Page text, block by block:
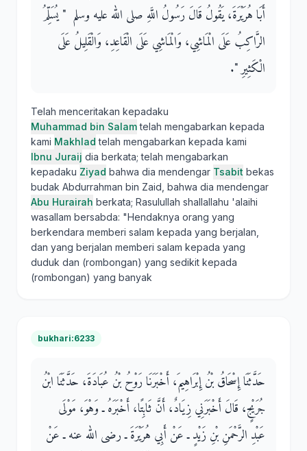
أَبَا هُرَيْرَةَ، يَقُولُ قَالَ رَسُولُ اللَّهِ صلى الله عليه وسلم ‏ "‏ يُسَلِّمُ
الرَّاكِبُ عَلَى الْمَاشِي، وَالْمَاشِي عَلَى الْقَاعِدِ، وَالْقَلِيلُ عَلَى
الْكَثِيرِ ‏"‏‏.‏
Telah menceritakan kepadaku
Muhammad bin Salamtelah mengabarkan kepada
kami Makhlad telah mengabarkan kepada kami
Ibnu Juraij dia berkata; telah mengabarkan
kepadaku Ziyad bahwa dia mendengar Tsabit bekas
budak Abdurrahman bin Zaid, bahwa dia mendengar
Abu Hurairah berkata; Rasulullah shallallahu 'alaihi
wasallam bersabda: "Hendaknya orang yang
berkendara memberi salam kepada yang berjalan,
dan yang berjalan memberi salam kepada yang
duduk dan (rombongan) yang sedikit kepada
(rombongan) yang banyak
bukhari:6233
حَدَّثَنَا إِسْحَاقُ بْنُ إِبْرَاهِيمَ، أَخْبَرَنَا رَوْحُ بْنُ عُبَادَةَ، حَدَّثَنَا ابْنُ
جُرَيْجٍ، قَالَ أَخْبَرَنِي زِيَادٌ، أَنَّ ثَابِتًا، أَخْبَرَهُ ـ وَهْوَ، مَوْلَى
عَبْدِ الرَّحْمَنِ بْنِ زَيْدٍ ـ عَنْ أَبِي هُرَيْرَةَ ـ رضى الله عنه ـ عَنْ